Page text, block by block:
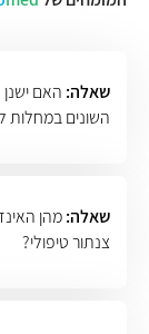
שאלה: האם ישנן
השונים במחלות
שאלה:מהן
צנתור טיפולי?